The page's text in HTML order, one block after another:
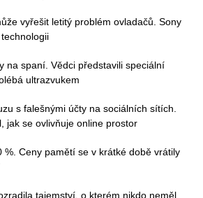
vyřešit letitý problém ovladačů. Sony
na spaní. Vědci představili speciální
ultrazvukem
s falešnými účty na sociálních sítích.
jak se ovlivňuje online prostor
%. Ceny pamětí se v krátké době vrátily
tajemství, o kterém nikdo neměl